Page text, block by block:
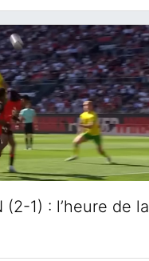
(2-1) : l’heure de la